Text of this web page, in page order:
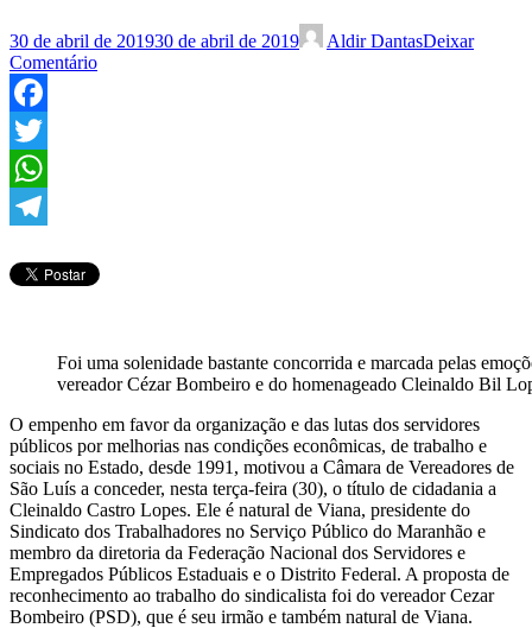
30 de abril de 201930 de abril de 2019 Aldir DantasDeixar
Comentário
Facebook
Twitter
WhatsApp
Foi uma solenidade bastante concorrida e marcada pelas
vereador Cézar Bombeiro e do homenageado Cleinaldo Bil
O empenho em favor da organização e das lutas dos servidores
públicos por melhorias nas condições econômicas, de trabalho e
sociais no Estado, desde 1991, motivou a Câmara de Vereadores de
São Luís a conceder, nesta terça-feira (30), o título de cidadania a
Cleinaldo Castro Lopes. Ele é natural de Viana, presidente do
Sindicato dos Trabalhadores no Serviço Público do Maranhão e
membro da diretoria da Federação Nacional dos Servidores e
Empregados Públicos Estaduais e o Distrito Federal. A proposta de
reconhecimento ao trabalho do sindicalista foi do vereador Cezar
Bombeiro (PSD), que é seu irmão e também natural de Viana.